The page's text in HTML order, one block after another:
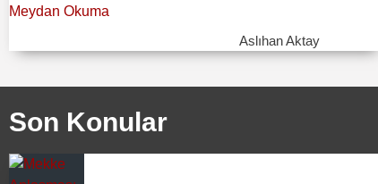
Aslıhan Aktay
Son Konular